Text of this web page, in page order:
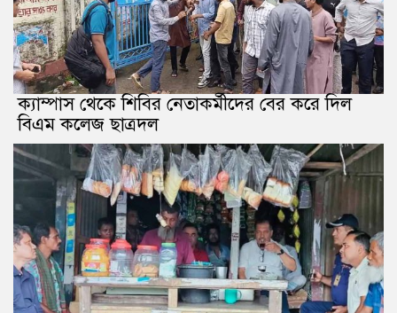
ক্যাম্পাস থেকে শিবির নেতাকর্মীদের বের করে দিল
বিএম কলেজ ছাত্রদল